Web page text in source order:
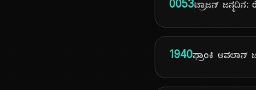
0053ಟ್ರಾಜನ್
1940ಫ್ರಾಂಕಿ ಆವಲಾನ್